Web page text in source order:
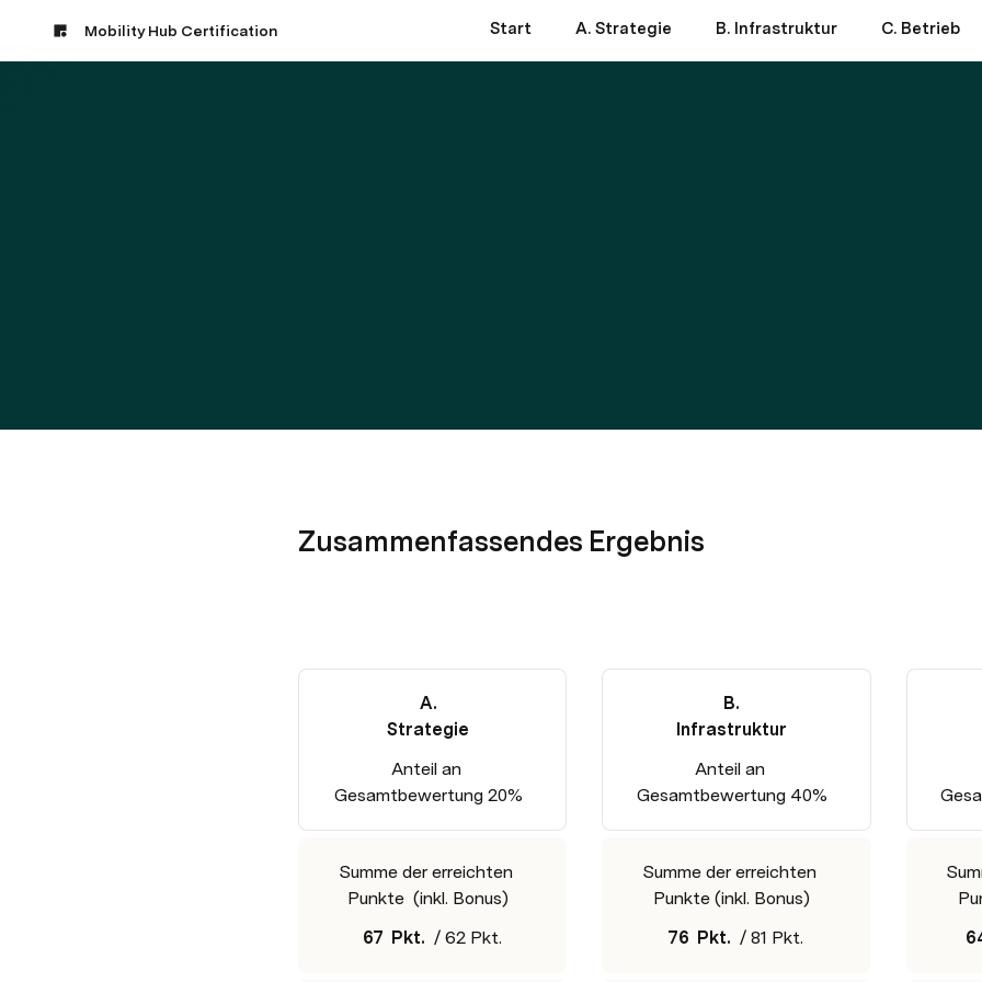
Mobility Hub Certification Start A. Strategie B. Infrastruktur C. Betrieb
Zusammenfassendes Ergebnis
A.
Strategie
Anteil an
Gesamtbewertung 20%
Summe der erreichten
Punkte  (inkl. Bonus)
67 Pkt. / 62 Pkt.
B.
Infrastruktur
Anteil an
Gesamtbewertung 40%
Summe der erreichten
Punkte (inkl. Bonus)
76 Pkt. / 81 Pkt.